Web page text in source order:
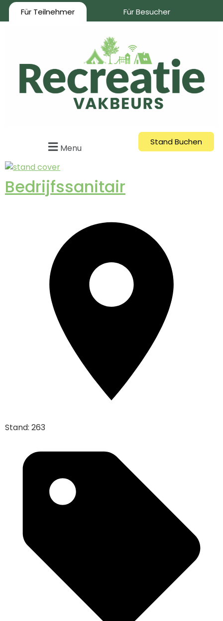
Für Teilnehmer Für Besucher
Menu
Stand Buchen
Bedrijfssanitair
Stand: 263